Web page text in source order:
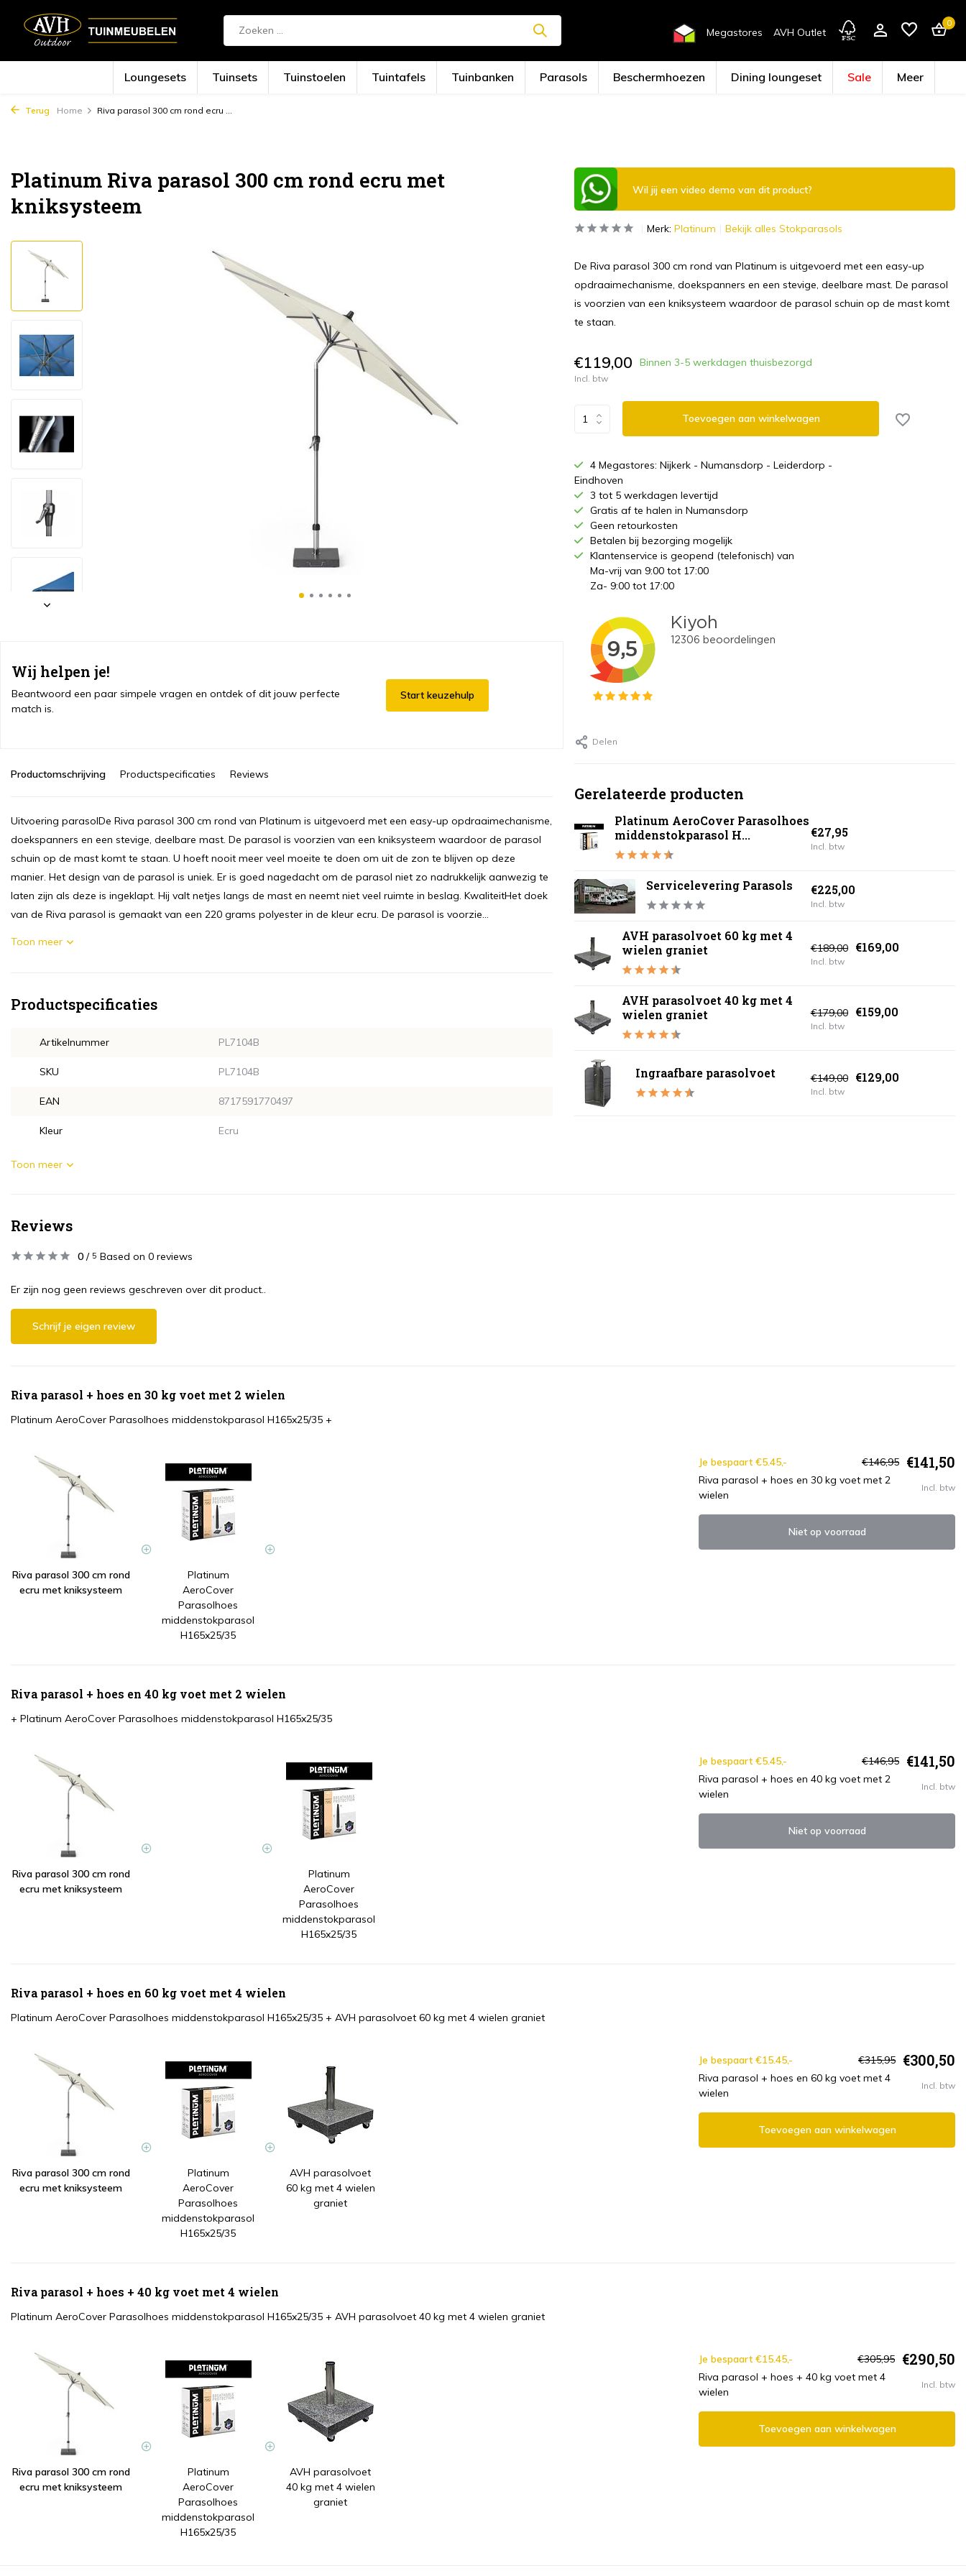
Megastores AVH Outlet
0
Loungesets Tuinsets Tuinstoelen Tuintafels Tuinbanken Parasols Beschermhoezen Dining loungeset Sale Meer
Terug Home Riva parasol 300 cm rond ecru ...
Platinum Riva parasol 300 cm rond ecru met
kniksysteem
Wij helpen je!
Beantwoord een paar simpele vragen en ontdek of dit jouw perfecte
match is.
Start keuzehulp
Productomschrijving Productspecificaties Reviews
Uitvoering parasolDe Riva parasol 300 cm rond van Platinum is uitgevoerd met een easy-up opdraaimechanisme,
doekspanners en een stevige, deelbare mast. De parasol is voorzien van een kniksysteem waardoor de parasol
schuin op de mast komt te staan. U hoeft nooit meer veel moeite te doen om uit de zon te blijven op deze
manier. Het design van de parasol is uniek. Er is goed nagedacht om de parasol niet zo nadrukkelijk aanwezig te
laten zijn als deze is ingeklapt. Hij valt netjes langs de mast en neemt niet veel ruimte in beslag. KwaliteitHet doek
van de Riva parasol is gemaakt van een 220 grams polyester in de kleur ecru. De parasol is voorzie...
Toon meer
Productspecificaties
Artikelnummer PL7104B
SKU PL7104B
EAN 8717591770497
Kleur Ecru
Toon meer
Wil jij een video demo van dit product?
Merk: Platinum Bekijk alles Stokparasols
De Riva parasol 300 cm rond van Platinum is uitgevoerd met een easy-up
opdraaimechanisme, doekspanners en een stevige, deelbare mast. De parasol
is voorzien van een kniksysteem waardoor de parasol schuin op de mast komt
te staan.
€119,00 Binnen 3-5 werkdagen thuisbezorgd
Incl. btw
Toevoegen aan winkelwagen
4 Megastores: Nijkerk - Numansdorp - Leiderdorp -
Eindhoven
3 tot 5 werkdagen levertijd
Gratis af te halen in Numansdorp
Geen retourkosten
Betalen bij bezorging mogelijk
Klantenservice is geopend (telefonisch) van
Ma-vrij van 9:00 tot 17:00
Za- 9:00 tot 17:00
Delen
Gerelateerde producten
Platinum AeroCover Parasolhoes
middenstokparasol H...
€27,95
Incl. btw
Servicelevering Parasols €225,00
Incl. btw
AVH parasolvoet 60 kg met 4
wielen graniet
€189,00 €169,00
Incl. btw
AVH parasolvoet 40 kg met 4
wielen graniet
€179,00 €159,00
Incl. btw
Ingraafbare parasolvoet €149,00 €129,00
Incl. btw
Reviews
0 / 5 Based on 0 reviews
Er zijn nog geen reviews geschreven over dit product..
Schrijf je eigen review
Riva parasol + hoes en 30 kg voet met 2 wielen
Platinum AeroCover Parasolhoes middenstokparasol H165x25/35 +
Riva parasol 300 cm rond
ecru met kniksysteem
Platinum
AeroCover
Parasolhoes
middenstokparasol
H165x25/35
Je bespaart €5.45,- €146,95 €141,50
Riva parasol + hoes en 30 kg voet met 2
wielen
Incl. btw
Niet op voorraad
Riva parasol + hoes en 40 kg voet met 2 wielen
+ Platinum AeroCover Parasolhoes middenstokparasol H165x25/35
Riva parasol 300 cm rond
ecru met kniksysteem
Platinum
AeroCover
Parasolhoes
middenstokparasol
H165x25/35
Je bespaart €5.45,- €146,95 €141,50
Riva parasol + hoes en 40 kg voet met 2
wielen
Incl. btw
Niet op voorraad
Riva parasol + hoes en 60 kg voet met 4 wielen
Platinum AeroCover Parasolhoes middenstokparasol H165x25/35 + AVH parasolvoet 60 kg met 4 wielen graniet
Riva parasol 300 cm rond
ecru met kniksysteem
Platinum
AeroCover
Parasolhoes
middenstokparasol
H165x25/35
AVH parasolvoet
60 kg met 4 wielen
graniet
Je bespaart €15.45,- €315,95 €300,50
Riva parasol + hoes en 60 kg voet met 4
wielen
Incl. btw
Toevoegen aan winkelwagen
Riva parasol + hoes + 40 kg voet met 4 wielen
Platinum AeroCover Parasolhoes middenstokparasol H165x25/35 + AVH parasolvoet 40 kg met 4 wielen graniet
Riva parasol 300 cm rond
ecru met kniksysteem
Platinum
AeroCover
Parasolhoes
middenstokparasol
H165x25/35
AVH parasolvoet
40 kg met 4 wielen
graniet
Je bespaart €15.45,- €305,95 €290,50
Riva parasol + hoes + 40 kg voet met 4
wielen
Incl. btw
Toevoegen aan winkelwagen